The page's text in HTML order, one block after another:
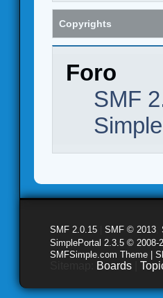
Copyrights
Foro
SMF
SMF 2.0.15 SMF © 2013
SimplePortal 2.3.5 © 2008-
SMFSimple.com Theme |
Boards